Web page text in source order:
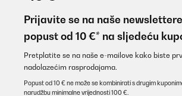
Prijavite se na naše
popust od 10 €* na sljedeću
Pretplatite se na naše e-mailove kako biste
nadolazećim rasprodajama.
Popust od 10 € ne može se kombinirati s drugim
narudžbu minimalne vrijednosti 100 €.